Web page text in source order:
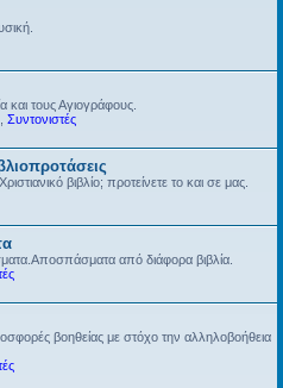
και τους Αγιογράφους.
Συντονιστές
βιβλίο; προτείνετε το και σε μας.
από διάφορα βιβλία.
βοηθείας με στόχο την αλληλοβοήθεια